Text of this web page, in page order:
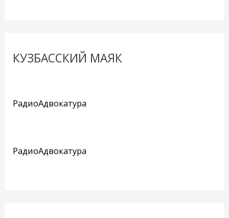
КУЗБАССКИЙ МАЯК
РадиоАдвокатура
РадиоАдвокатура